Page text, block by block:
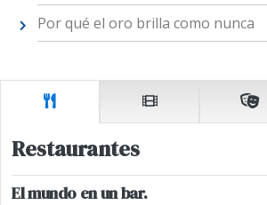
Por qué el oro brilla como nunca
Restaurantes
El mundo en un bar.